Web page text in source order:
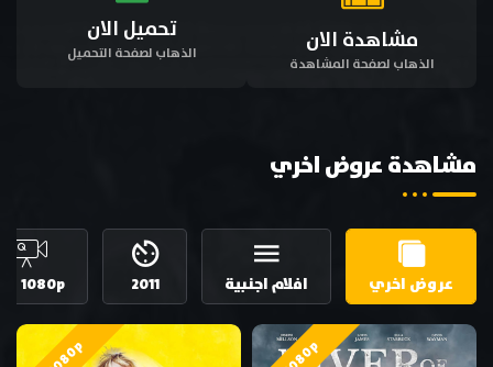
مشاهدة الان
الذهاب لصفحة المشاهدة
تحميل الان
الذهاب لصفحة التحميل
مشاهدة عروض اخري
عروض اخري افلام اجنبية 2011
1080p